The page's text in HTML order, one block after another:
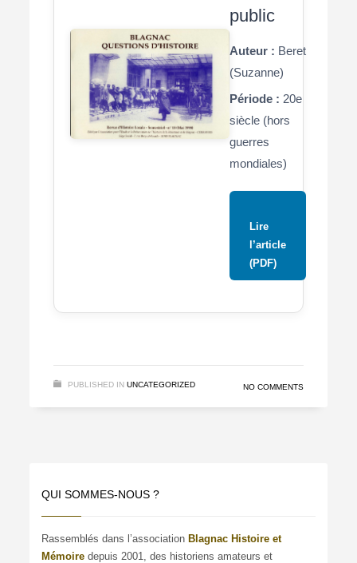
public
Auteur : Beret
(Suzanne)
Période : 20e
siècle (hors
guerres
mondiales)
Lire
l’article
(PDF)
PUBLISHED IN UNCATEGORIZED NO COMMENTS
QUI SOMMES-NOUS ?
Rassemblés dans l’associationBlagnac Histoire et
Mémoire depuis 2001, des historiens amateurs et